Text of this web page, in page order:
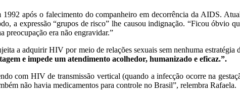
após o falecimento do companheiro em decorrência da AIDS.
a expressão “grupos de risco” lhe causou indignação. “Ficou óbvio
preocupação era não engravidar.”
a adquirir HIV por meio de relações sexuais sem nenhuma estratégia
e impede um atendimento acolhedor, humanizado e eficaz.”.
com HIV de transmissão vertical (quando a infecção ocorre na
não havia medicamentos para controle no Brasil”, relembra Rafaela.